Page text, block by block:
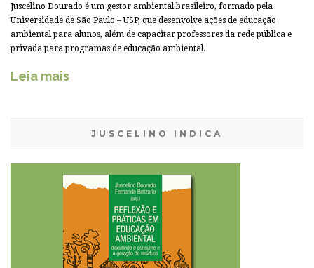
Juscelino Dourado é um gestor ambiental brasileiro, formado pela
Universidade de São Paulo – USP, que desenvolve ações de educação
ambiental para alunos, além de capacitar professores da rede pública e
privada para programas de educação ambiental.
Leia mais
JUSCELINO INDICA